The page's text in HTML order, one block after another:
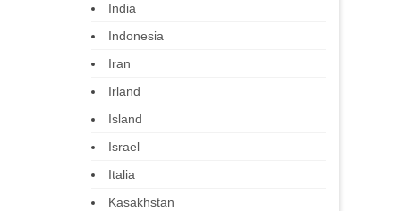
India
Indonesia
Iran
Irland
Island
Israel
Italia
Kasakhstan